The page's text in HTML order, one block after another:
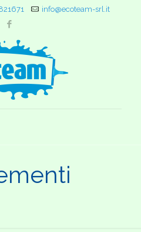
info@ecoteam-srl.it